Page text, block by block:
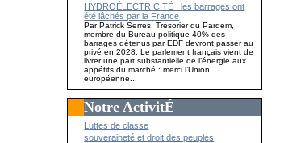
HYDROÉLECTRICITÉ : les barrages ont
été lâchés par la France
Par Patrick Serres, Trésorier du Pardem,
membre du Bureau politique 40% des
barrages détenus par EDF devront passer au
privé en 2028. Le parlement français vient de
livrer une part substantielle de l’énergie aux
appétits du marché : merci l’Union
européenne...
Notre ActivitÉ
Luttes de classe
souveraineté et droit des peuples